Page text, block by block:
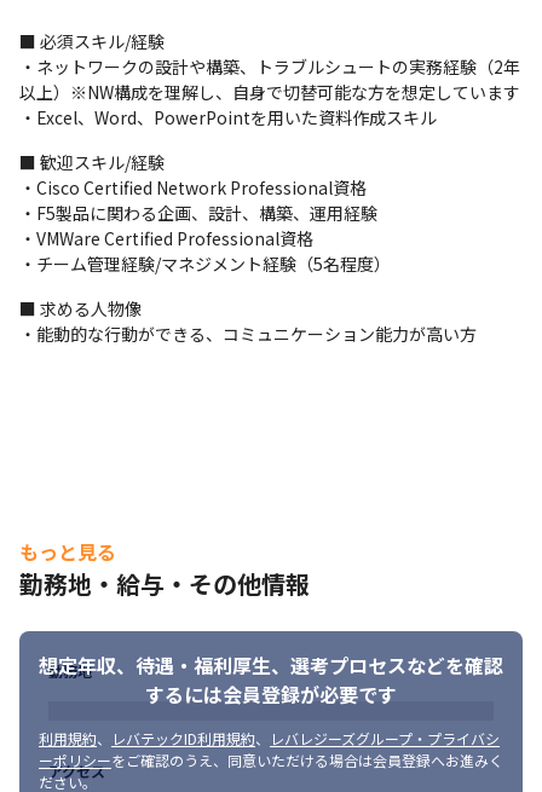
ダーとして指示を行います
・参画期間は半年から1年ほどが多く、定期的に案件を入れ替えて
スキルアップできるような体制にしています
＜業務の進め方＞
・プロジェクトにより多少時間や頻度は異なりますが、Google
Meetをはじめとしたオンライン会議ツールを使ってミーティング
を行い、タスクやスケジュールの確認を行っています
・タスク管理にはBacklogをはじめとしたツールを用いています
（プロジェクトにより使うツールが変わる可能性があります）
＜入社後の流れ＞
・プロジェクトに参画後は、OJTでプロジェクト内のメンバーか
ら業務を教えてもらいながら進めます
■ 必須スキル/経験
・ネットワークの設計や構築、トラブルシュートの実務経験（2年
以上）※NW構成を理解し、自身で切替可能な方を想定しています
・Excel、Word、PowerPointを用いた資料作成スキル
■ 歓迎スキル/経験
・Cisco Certified Network Professional資格
・F5製品に関わる企画、設計、構築、運用経験
・VMWare Certified Professional資格
・チーム管理経験/マネジメント経験（5名程度）
■ 求める人物像
・能動的な行動ができる、コミュニケーション能力が高い方
もっと見る
勤務地・給与・その他情報
想定年収、待遇・福利厚生、 選考プロセスなどを確認
するには会員登録が必要です
利用規約、 レバテックID利用規約、
レバレジーズグループ・プライバシ
ーポリシーをご確認のうえ、同意いただける場合は会員登録へお進みく
ださい。
勤務地
アクセス